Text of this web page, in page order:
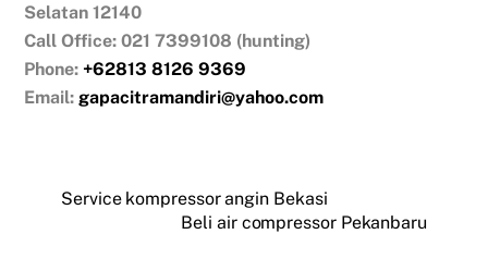
Selatan 12140
Call Office: 021 7399108 (hunting)
Phone: +62813 8126 9369
Email: gapacitramandiri@yahoo.com
Service kompressor angin Bekasi
Beli air compressor Pekanbaru